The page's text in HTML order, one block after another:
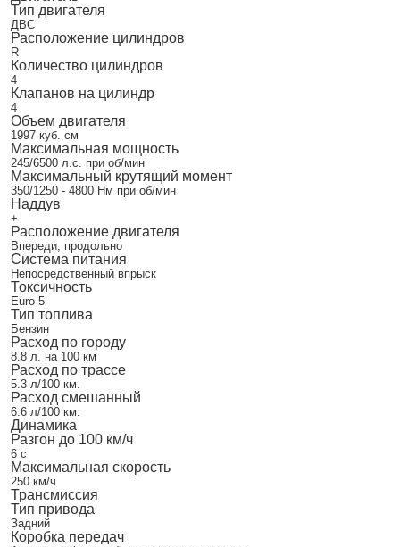
Тип двигателя
ДВС
Расположение цилиндров
R
Количество цилиндров
4
Клапанов на цилиндр
4
Объем двигателя
1997 куб. см
Максимальная мощность
245/6500 л.с. при об/мин
Максимальный крутящий момент
350/1250 - 4800 Нм при об/мин
Наддув
+
Расположение двигателя
Впереди, продольно
Система питания
Непосредственный впрыск
Токсичность
Euro 5
Тип топлива
Бензин
Расход по городу
8.8 л. на 100 км
Расход по трассе
5.3 л/100 км.
Расход смешанный
6.6 л/100 км.
Динамика
Разгон до 100 км/ч
6 с
Максимальная скорость
250 км/ч
Трансмиссия
Тип привода
Задний
Коробка передач